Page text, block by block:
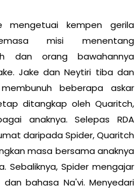
mengetuai kempen gerila
misi menentang
dan orang bawahannya
Jake dan Neytiri tiba dan
beberapa askar
ditangkap oleh Quaritch,
anaknya. Selepas RDA
daripada Spider, Quaritch
masa bersama anaknya
Sebaliknya, Spider mengajar
bahasa Na'vi. Menyedari